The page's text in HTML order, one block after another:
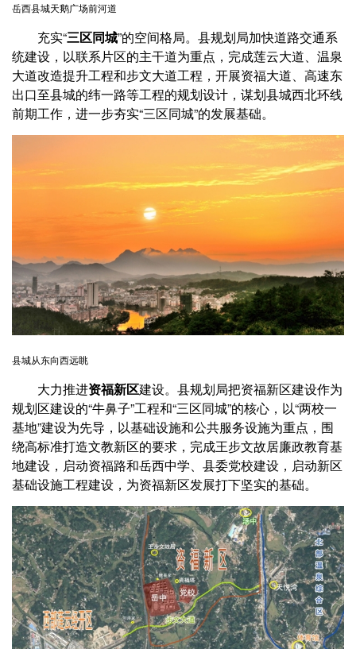
岳西县城天鹅广场前河道
充实“三区同城”的空间格局。县规划局加快道路交通系
统建设，以联系片区的主干道为重点，完成莲云大道、温泉
大道改造提升工程和步文大道工程，开展资福大道、高速东
出口至县城的纬一路等工程的规划设计，谋划县城西北环线
前期工作，进一步夯实“三区同城”的发展基础。
县城从东向西远眺
大力推进资福新区建设。县规划局把资福新区建设作为
规划区建设的“牛鼻子”工程和“三区同城”的核心，以“两校一
基地”建设为先导，以基础设施和公共服务设施为重点，围
绕高标准打造文教新区的要求，完成王步文故居廉政教育基
地建设，启动资福路和岳西中学、县委党校建设，启动新区
基础设施工程建设，为资福新区发展打下坚实的基础。